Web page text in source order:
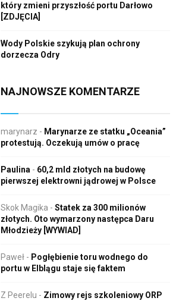
który zmieni przyszłość portu Darłowo
[ZDJĘCIA]
Wody Polskie szykują plan ochrony
dorzecza Odry
NAJNOWSZE KOMENTARZE
marynarz - Marynarze ze statku „Oceania”
protestują. Oczekują umów o pracę
Paulina - 60,2 mld złotych na budowę
pierwszej elektrowni jądrowej w Polsce
Skok Magika - Statek za 300 milionów
złotych. Oto wymarzony następca Daru
Młodzieży [WYWIAD]
Paweł - Pogłębienie toru wodnego do
portu w Elblągu staje się faktem
Z Peerelu - Zimowy rejs szkoleniowy ORP